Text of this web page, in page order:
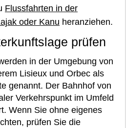
Flussfahrten in der
oder Kanu heranziehen.
prüfen
in der Umgebung von
Lisieux und Orbec als
genannt. Der Bahnhof von
Verkehrspunkt im Umfeld
Wenn Sie ohne eigenes
prüfen Sie die